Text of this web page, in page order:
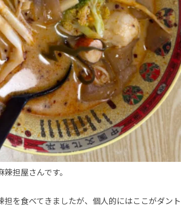
担屋さんです。
を食べてきましたが、個人的にはここがダント